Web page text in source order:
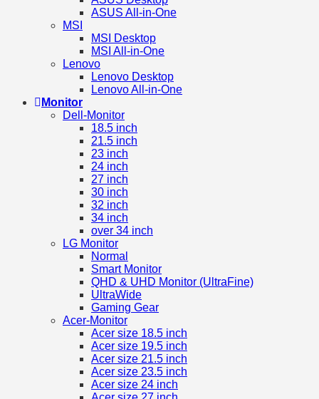
ASUS All-in-One
MSI
MSI Desktop
MSI All-in-One
Lenovo
Lenovo Desktop
Lenovo All-in-One
Monitor
Dell-Monitor
18.5 inch
21.5 inch
23 inch
24 inch
27 inch
30 inch
32 inch
34 inch
over 34 inch
LG Monitor
Normal
Smart Monitor
QHD & UHD Monitor (UltraFine)
UltraWide
Gaming Gear
Acer-Monitor
Acer size 18.5 inch
Acer size 19.5 inch
Acer size 21.5 inch
Acer size 23.5 inch
Acer size 24 inch